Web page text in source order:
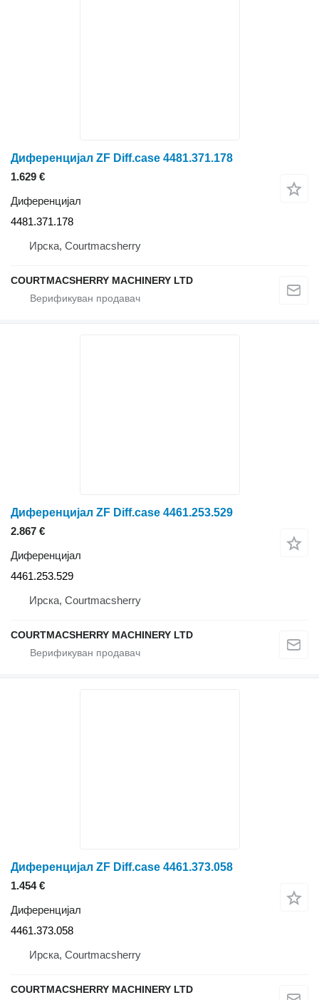
Диференцијал ZF Diff.case 4481.371.178
1.629 €
Диференцијал
4481.371.178
Ирска, Courtmacsherry
COURTMACSHERRY MACHINERY LTD
Диференцијал ZF Diff.case 4461.253.529
2.867 €
Диференцијал
4461.253.529
Ирска, Courtmacsherry
COURTMACSHERRY MACHINERY LTD
Диференцијал ZF Diff.case 4461.373.058
1.454 €
Диференцијал
4461.373.058
Ирска, Courtmacsherry
COURTMACSHERRY MACHINERY LTD